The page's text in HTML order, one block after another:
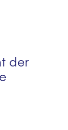
der